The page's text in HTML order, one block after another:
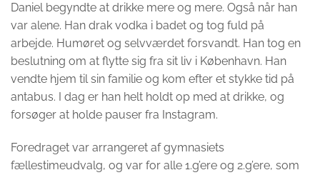
Daniel begyndte at drikke mere og mere. Også når han
var alene. Han drak vodka i badet og tog fuld på
arbejde. Humøret og selvværdet forsvandt. Han tog en
beslutning om at flytte sig fra sit liv i København. Han
vendte hjem til sin familie og kom efter et stykke tid på
antabus. I dag er han helt holdt op med at drikke, og
forsøger at holde pauser fra Instagram.
Foredraget var arrangeret af gymnasiets
fællestimeudvalg, og var for alle 1.g’ere og 2.g’ere, som